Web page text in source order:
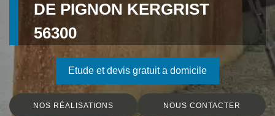
DE PIGNON KERGRIST
56300
Etude et devis gratuit a domicile
NOS RÉALISATIONS NOUS CONTACTER